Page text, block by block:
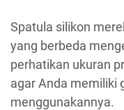
Spatula silikon
yang berbeda
perhatikan ukuran
agar Anda memiliki
menggunakannya.